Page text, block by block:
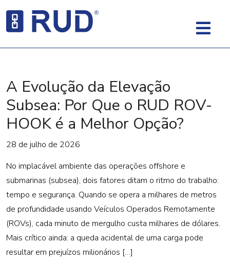
A Evolução da Elevação
Subsea: Por Que o RUD ROV-
HOOK é a Melhor Opção?
28 de julho de 2026
No implacável ambiente das operações offshore e
submarinas (subsea), dois fatores ditam o ritmo do trabalho:
tempo e segurança. Quando se opera a milhares de metros
de profundidade usando Veículos Operados Remotamente
(ROVs), cada minuto de mergulho custa milhares de dólares.
Mais crítico ainda: a queda acidental de uma carga pode
resultar em prejuízos milionários […]